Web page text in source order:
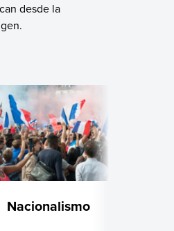
desde la
Nacionalismo